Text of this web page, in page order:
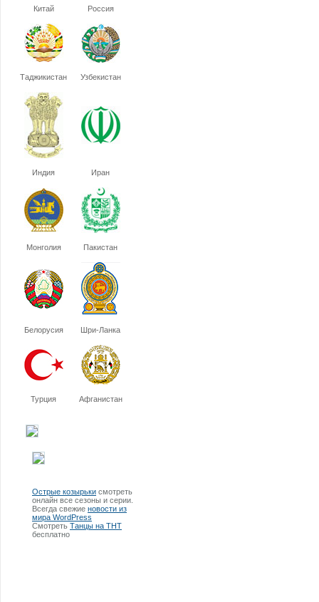
Китай Россия
Таджикистан Узбекистан
Индия Иран
Монголия Пакистан
Белорусия Шри-Ланка
Турция Афганистан
Острые козырьки смотреть
онлайн все сезоны и серии.
Всегда свежие новости из
мира WordPress
Смотреть Танцы на ТНТ
бесплатно